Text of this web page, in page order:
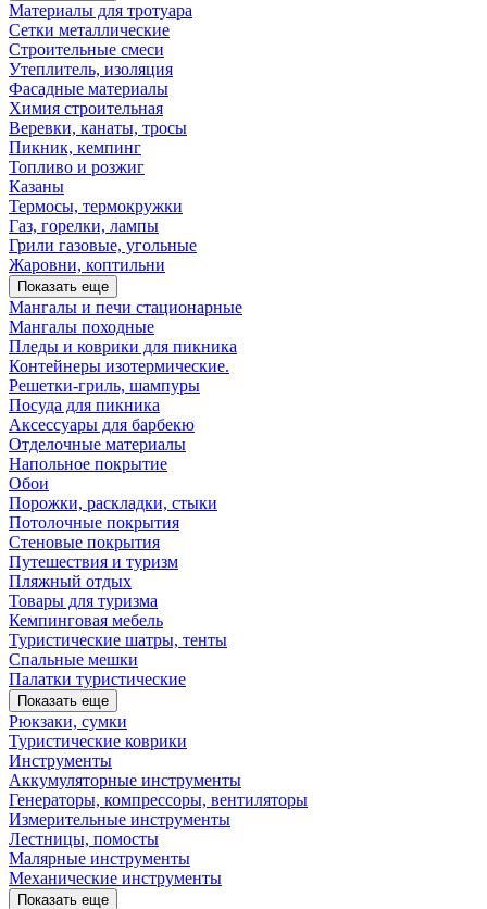
Материалы для тротуара
Сетки металлические
Строительные смеси
Утеплитель, изоляция
Фасадные материалы
Химия строительная
Веревки, канаты, тросы
Пикник, кемпинг
Топливо и розжиг
Казаны
Термосы, термокружки
Газ, горелки, лампы
Грили газовые, угольные
Жаровни, коптильни
Показать еще
Мангалы и печи стационарные
Мангалы походные
Пледы и коврики для пикника
Контейнеры изотермические.
Решетки-гриль, шампуры
Посуда для пикника
Аксессуары для барбекю
Отделочные материалы
Напольное покрытие
Обои
Порожки, раскладки, стыки
Потолочные покрытия
Стеновые покрытия
Путешествия и туризм
Пляжный отдых
Товары для туризма
Кемпинговая мебель
Туристические шатры, тенты
Спальные мешки
Палатки туристические
Показать еще
Рюкзаки, сумки
Туристические коврики
Инструменты
Аккумуляторные инструменты
Генераторы, компрессоры, вентиляторы
Измерительные инструменты
Лестницы, помосты
Малярные инструменты
Механические инструменты
Показать еще